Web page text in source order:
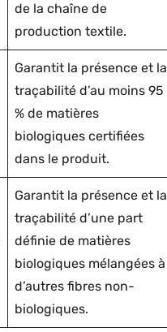
de la chaîne de
production textile.
Garantit la présence et la
traçabilité d’au moins 95
% de matières
biologiques certifiées
dans le produit.
Garantit la présence et la
traçabilité d’une part
définie de matières
biologiques mélangées à
d’autres fibres non-
biologiques.